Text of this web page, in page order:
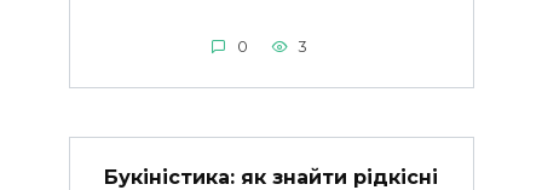
0 3
Букіністика: як знайти рідкісні